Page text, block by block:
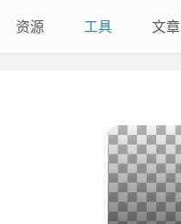
资源 工具 文章